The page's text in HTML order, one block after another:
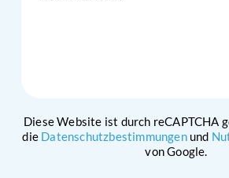
Diese Website ist durch reCAPTCHA
die Datenschutzbestimmungenund
von Google.